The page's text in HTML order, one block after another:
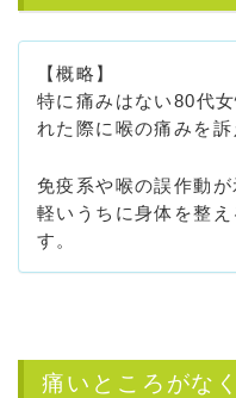
【概略】
特に痛みはない80代
れた際に喉の痛みを訴
免疫系や喉の誤作動
軽いうちに身体を整
す。
痛いところがな